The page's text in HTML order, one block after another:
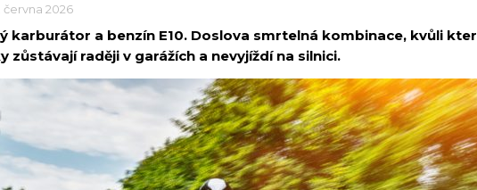
června 2026
karburátor a benzín E10. Doslova smrtelná kombinace, kvůli
zůstávají raději v garážích a nevyjíždí na silnici.